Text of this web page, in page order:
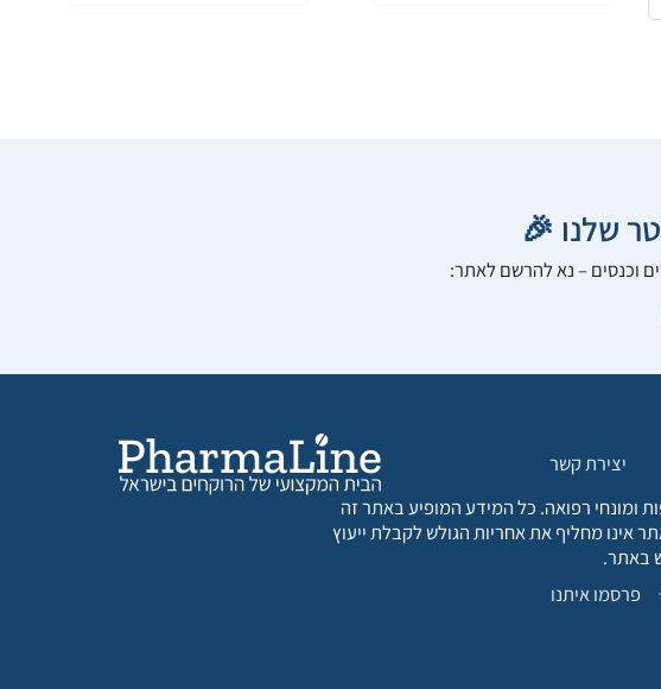
שלנו 🎉
וכנסים – נא להרשם לאתר:
יצירת קשר
ומונחי רפואה. כל המידע המופיע באתר זה
אינו מחליף את אחריות הגולש לקבלת ייעוץ
באתר.
פרסמו איתנו